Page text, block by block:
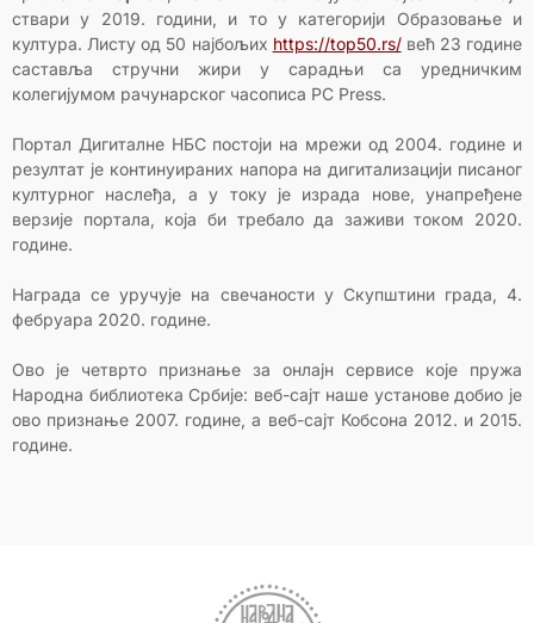
ствари у 2019. години, и то у категорији Образовање и
култура. Листу од 50 најбољих https://top50.rs/већ 23 године
саставља стручни жири у сарадњи са уредничким
колегијумом рачунарског часописа PC Press.
Портал Дигиталне НБС постоји на мрежи од 2004. године и
резултат је континуираних напора на дигитализацији писаног
културног наслеђа, а у току је израда нове, унапређене
верзије портала, која би требало да заживи током 2020.
године.
Награда се уручује на свечаности у Скупштини града, 4.
фебруара 2020. године.
Ово је четврто признање за онлајн сервисе које пружа
Народна библиотека Србије: веб-сајт наше установе добио је
ово признање 2007. године, а веб-сајт Кобсона 2012. и 2015.
године.